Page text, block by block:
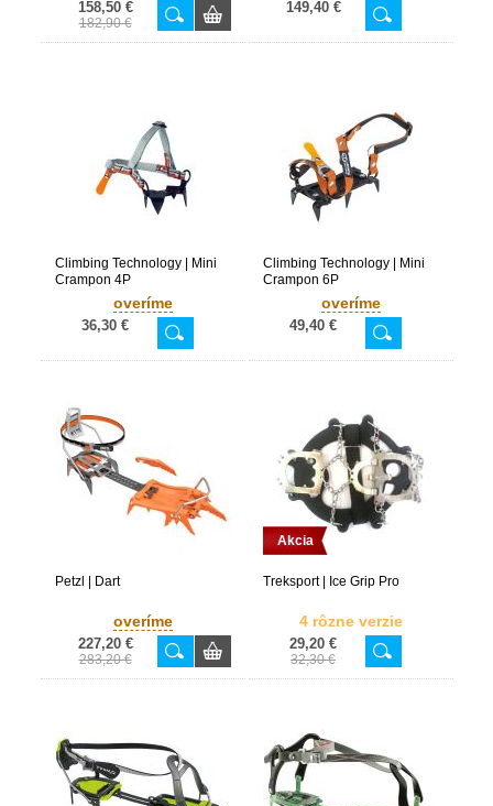
158,50 €
182,90 €
149,40 €
Climbing Technology | Mini
Crampon 4P
overíme
36,30 €
Climbing Technology | Mini
Crampon 6P
overíme
49,40 €
Petzl | Dart
overíme
227,20 €
283,20 €
Akcia
Treksport | Ice Grip Pro
4 rôzne verzie
29,20 €
32,30 €